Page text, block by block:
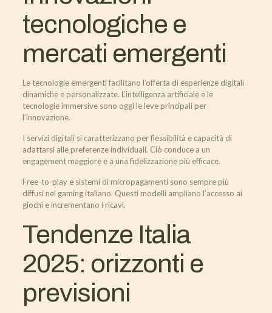
tecnologiche e
mercati emergenti
Le tecnologie emergenti facilitano l’offerta di esperienze digitali
dinamiche e personalizzate. L’intelligenza artificiale e le
tecnologie immersive sono oggi le leve principali per
l’innovazione.
I servizi digitali si caratterizzano per flessibilità e capacità di
adattarsi alle preferenze individuali. Ciò conduce a un
engagement maggiore e a una fidelizzazione più efficace.
Free-to-play e sistemi di micropagamenti sono sempre più
diffusi nel gaming italiano. Questi modelli ampliano l’accesso ai
giochi e incrementano i ricavi.
Tendenze Italia
2025: orizzonti e
previsioni